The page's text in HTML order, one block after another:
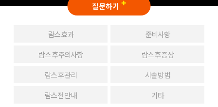
질문하기
람스 효과
준비사항
람스 후 주의사항
람스 후 증상
람스 후 관리
시술 방법
람스 전 안내
기타